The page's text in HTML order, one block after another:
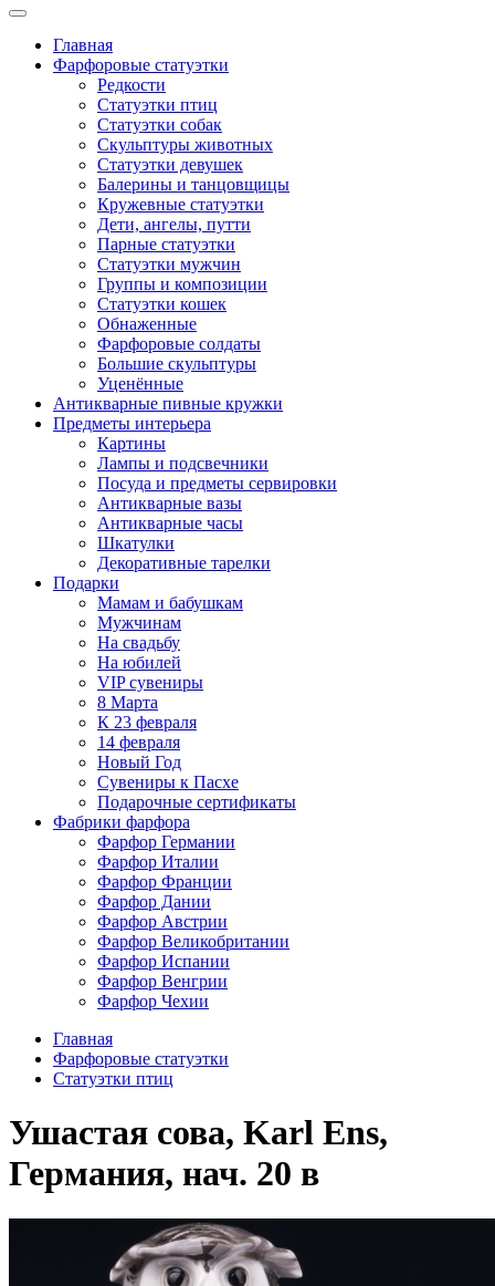
Главная
Фарфоровые статуэтки
Редкости
Cтатуэтки птиц
Cтатуэтки собак
Скульптуры животных
Статуэтки девушек
Балерины и танцовщицы
Кружевные статуэтки
Дети, ангелы, путти
Парные статуэтки
Статуэтки мужчин
Группы и композиции
Статуэтки кошек
Обнаженные
Фарфоровые солдаты
Большие скульптуры
Уценённые
Антикварные пивные кружки
Предметы интерьера
Картины
Лампы и подсвечники
Посуда и предметы сервировки
Антикварные вазы
Антикварные часы
Шкатулки
Декоративные тарелки
Подарки
Мамам и бабушкам
Мужчинам
На свадьбу
На юбилей
VIP сувениры
8 Марта
К 23 февраля
14 февраля
Новый Год
Сувениры к Пасхе
Подарочные сертификаты
Фабрики фарфора
Фарфор Германии
Фарфор Италии
Фарфор Франции
Фарфор Дании
Фарфор Австрии
Фарфор Великобритании
Фарфор Испании
Фарфор Венгрии
Фарфор Чехии
Главная
Фарфоровые статуэтки
Cтатуэтки птиц
Ушастая сова, Karl Ens,
Германия, нач. 20 в